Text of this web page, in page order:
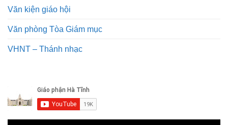
Văn kiện giáo hội
Văn phòng Tòa Giám mục
VHNT – Thánh nhạc